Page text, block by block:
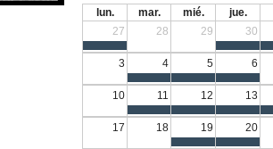
lun. mar. mié. jue.
27
28 29 30
3 4 5 6
10 11 12 13
17 18 19 20